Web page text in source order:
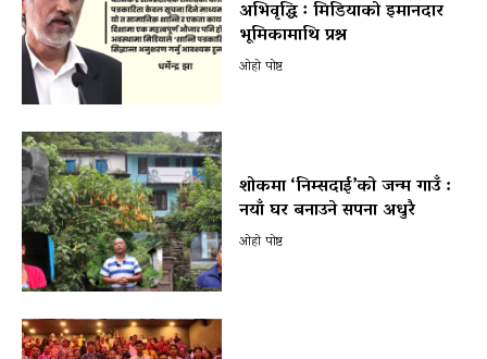
अभिवृद्धि ः मिडियाको इमानदार
भूमिकामाथि प्रश्न
ओहो पोष्ट
शोकमा ‘निम्सदाई’को जन्म गाउँ :
नयाँ घर बनाउने सपना अधुरै
ओहो पोष्ट